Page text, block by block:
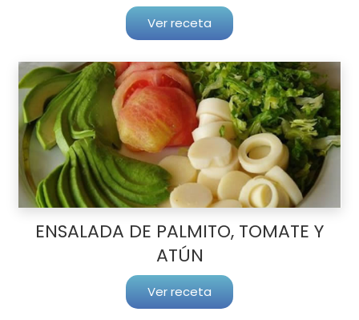
Ver receta
ENSALADA DE PALMITO, TOMATE Y
ATÚN
Ver receta